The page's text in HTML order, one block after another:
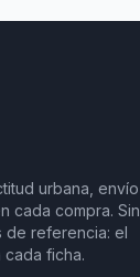
urbana, envío
cada compra. Sin
de referencia: el
cada ficha.